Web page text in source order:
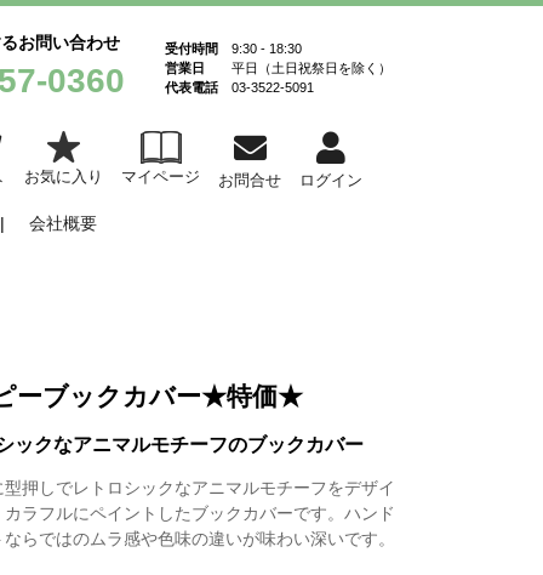
お問い合わせ
0360
受付時間 9:30 - 18:30
営業日 平日（土日祝祭日を除く）
代表電話 03-3522-5091
お気に入り マイページ お問合せ ログイン
会社概要
ーブックカバー★特価★
ックなアニマルモチーフのブックカバー
型押しでレトロシックなアニマルモチーフをデザイ
カラフルにペイントしたブックカバーです。ハンド
らではのムラ感や色味の違いが味わい深いです。